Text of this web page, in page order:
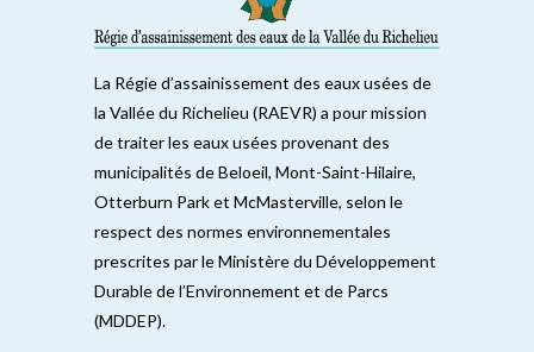
La Régie d’assainissement des eaux usées de
la Vallée du Richelieu (RAEVR) a pour mission
de traiter les eaux usées provenant des
municipalités de Beloeil, Mont-Saint-Hilaire,
Otterburn Park et McMasterville, selon le
respect des normes environnementales
prescrites par le Ministère du Développement
Durable de l’Environnement et de Parcs
(MDDEP).